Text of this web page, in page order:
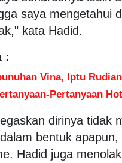
saya mengetahui
kata Hadid.
:
Vina, Iptu
Pertanyaan
dirinya tidak
bentuk
Hadid juga